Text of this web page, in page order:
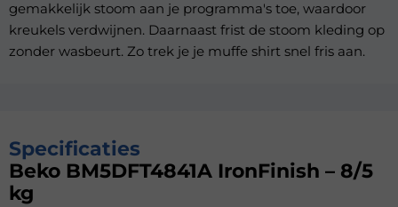
gemakkelijk stoom aan je programma's toe, waardoor
kreukels verdwijnen. Daarnaast frist de stoom kleding op
zonder wasbeurt. Zo trek je je muffe shirt snel fris aan.
Specificaties
Beko BM5DFT4841A IronFinish – 8/5
kg